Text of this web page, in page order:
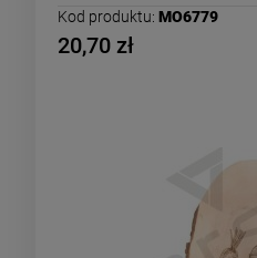
Kod produktu: MO6779
20,70 zł